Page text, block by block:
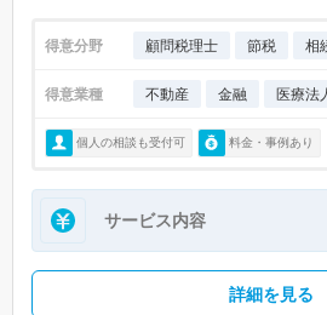
得意分野 顧問税理士 節税 相
得意業種 不動産 金融 医療法
個人の相談も受付可 料金・事例あり
サービス内容
詳細を見る